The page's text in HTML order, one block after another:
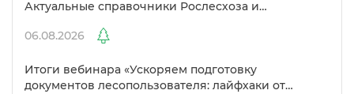
Актуальные справочники Рослесхоза и
06.08.2026
Итоги вебинара «Ускоряем подготовку
документов лесопользователя: лайфхаки от